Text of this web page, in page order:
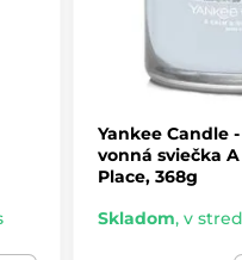
Yankee Candle
vonná sviečka
Place, 368g
Skladom, v